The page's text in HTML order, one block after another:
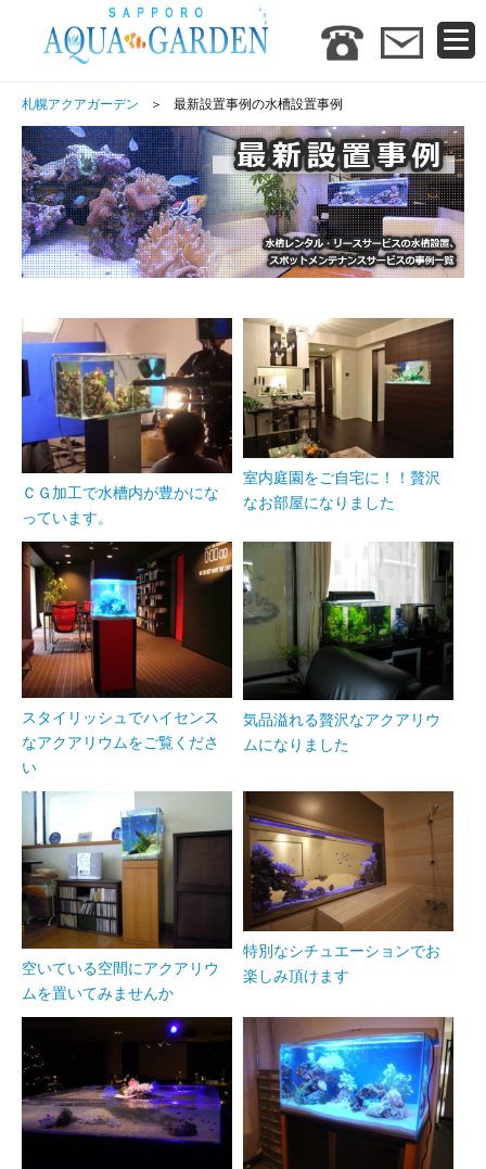
札幌アクアガーデン 最新設置事例の水槽設置事例
ＣＧ加工で水槽内が豊かにな
っています。
室内庭園をご自宅に！！贅沢
なお部屋になりました
スタイリッシュでハイセンス
なアクアリウムをご覧くださ
い
気品溢れる贅沢なアクアリウ
ムになりました
空いている空間にアクアリウ
ムを置いてみませんか
特別なシチュエーションでお
楽しみ頂けます